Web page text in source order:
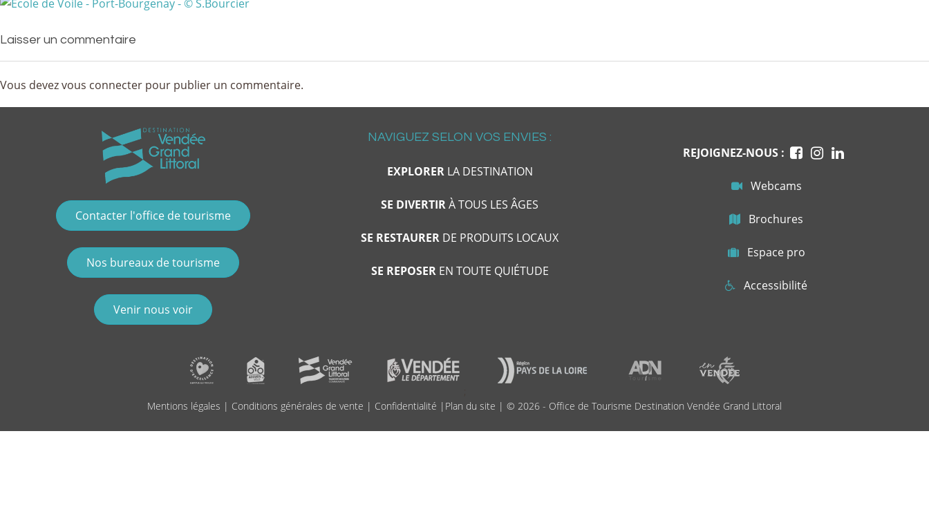
Laisser un commentaire
Vous devezvous connecter pour publier un commentaire.
Contacter l'office de tourisme
Nos bureaux de tourisme
Venir nous voir
NAVIGUEZ SELON VOS ENVIES :
EXPLORERLA DESTINATION
SE DIVERTIRÀ TOUS LES ÂGES
SE RESTAURER DE PRODUITS LOCAUX
SE REPOSEREN TOUTE QUIÉTUDE
REJOIGNEZ-NOUS :
Webcams
Brochures
Espace pro
Accessibilité
Mentions légales | Conditions générales de vente | Confidentialité | Plan du site | © 2026 - Office de Tourisme Destination Vendée Grand Littoral